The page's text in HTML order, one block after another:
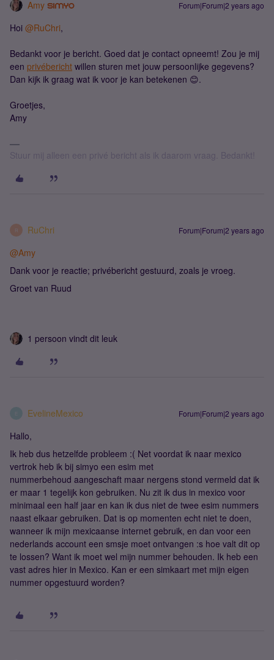
Amy Forum|Forum|2 years ago
Hoi @RuChri,
Bedankt voor je bericht. Goed dat je contact opneemt! Zou je mij
een privébericht willen sturen met jouw persoonlijke gegevens?
Dan kijk ik graag wat ik voor je kan betekenen 😊.
Groetjes,
Amy
Stuur mij alleen een privé bericht als ik daarom vraag. Bedankt!
R RuChri Forum|Forum|2 years ago
@Amy
Dank voor je reactie; privébericht gestuurd, zoals je vroeg.
Groet van Ruud
1 persoon vindt dit leuk
EvelineMexico Forum|Forum|2 years ago
Hallo,
Ik heb dus hetzelfde probleem :( Net voordat ik naar mexico
vertrok heb ik bij simyo een esim met
nummerbehoud aangeschaft maar nergens stond vermeld dat ik
er maar 1 tegelijk kon gebruiken. Nu zit ik dus in mexico voor
minimaal een half jaar en kan ik dus niet de twee esim nummers
naast elkaar gebruiken. Dat is op momenten echt niet te doen,
wanneer ik mijn mexicaanse internet gebruik, en dan voor een
nederlands account een smsje moet ontvangen :s hoe valt dit op
te lossen? Want ik moet wel mijn nummer behouden. Ik heb een
vast adres hier in Mexico. Kan er een simkaart met mijn eigen
nummer opgestuurd worden?